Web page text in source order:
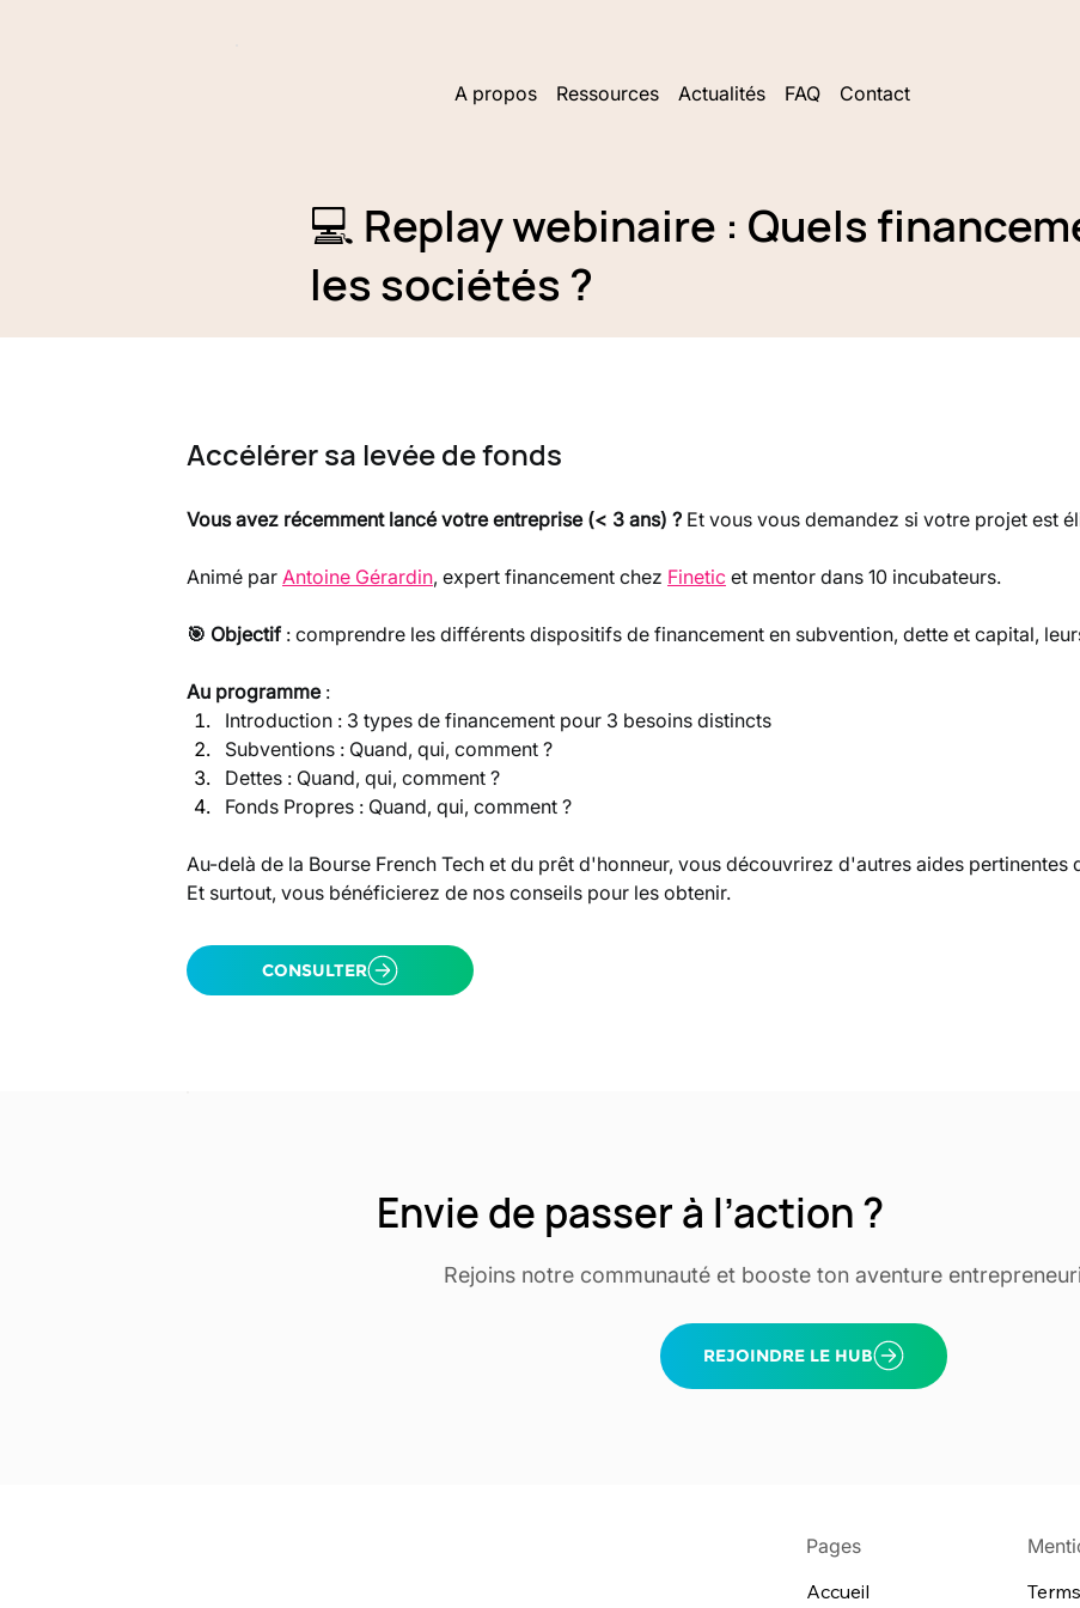
A propos Ressources Actualités FAQ Contact
💻 Replay webinaire : Quels
les sociétés ?
​Accélérer sa levée de fonds
​Vous avez récemment lancé votre entreprise (< 3 ans) ? Et vous vous demandez si votre projet est
​Animé par Antoine Gérardin, expert financement chez Finetic et mentor dans 10 incubateurs.
🎯 Objectif : comprendre les différents dispositifs de financement en subvention, dette et capital,
Au programme :
​Introduction : 3 types de financement pour 3 besoins distincts
​Subventions : Quand, qui, comment ?
​Dettes : Quand, qui, comment ?
​Fonds Propres : Quand, qui, comment ?
​Au-delà de la Bourse French Tech et du prêt d'honneur, vous découvrirez d'autres aides pertinentes
Et surtout, vous bénéficierez de nos conseils pour les obtenir.
CONSULTER
Envie de passer à l’action ?
Rejoins notre communauté et booste ton aventure
Pages
Accueil
Terms